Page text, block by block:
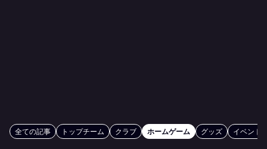
全ての記事 トップチーム クラブ ホームゲーム グッズ イベント